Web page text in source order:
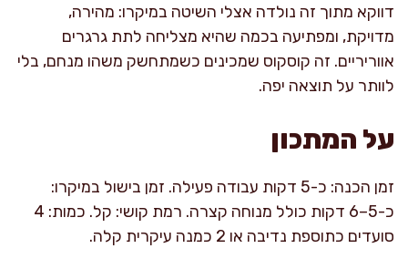
דווקא מתוך זה נולדה אצלי השיטה במיקרו: מהירה,
מדויקת, ומפתיעה בכמה שהיא מצליחה לתת גרגרים
אווריריים. זה קוסקוס שמכינים כשמתחשק משהו מנחם, בלי
לוותר על תוצאה יפה.
על המתכון
זמן הכנה: כ-5 דקות עבודה פעילה. זמן בישול במיקרו:
כ-5–6 דקות כולל מנוחה קצרה. רמת קושי: קל. כמות: 4
סועדים כתוספת נדיבה או 2 כמנה עיקרית קלה.